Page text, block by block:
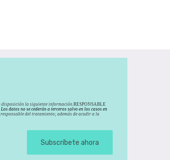
disposición la siguiente información. RESPONSABLE
Los datos no se cederán a terceros salvo en los casos en
del tratamiento; además de acudir a la
Subscríbete ahora